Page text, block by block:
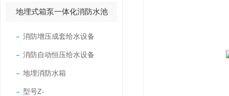
地埋式箱泵一体化消防水池
消防增压成套给水设备
消防自动恒压给水设备
地埋消防水箱
型号Z-